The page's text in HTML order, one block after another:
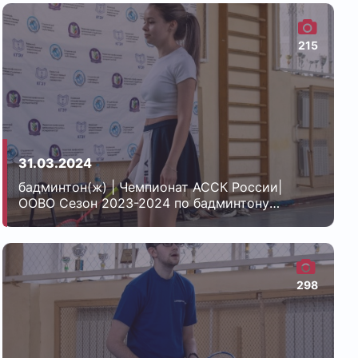
31.03.2024
бадминтон(ж) | Чемпионат АССК России|
ООВО Сезон 2023-2024 по бадминтону
среди женщин| Энерго
215
298